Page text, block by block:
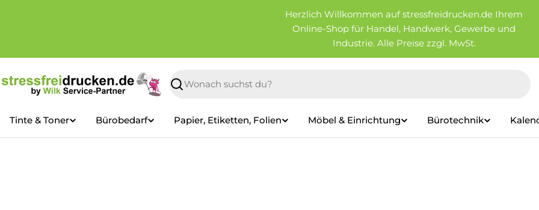
Herzlich Willkommen auf stressfreidrucken.de Ihrem
Online-Shop für Handel, Handwerk, Gewerbe und
Industrie. Alle Preise zzgl. MwSt.
Suchen
Tinte & Toner Bürobedarf Papier, Etiketten, Folien Möbel & Einrichtung Bürotechnik